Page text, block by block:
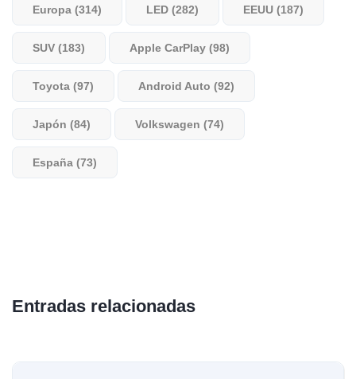
Europa (314) LED (282) EEUU (187)
SUV (183) Apple CarPlay (98)
Toyota (97) Android Auto (92)
Japón (84) Volkswagen (74)
España (73)
Entradas relacionadas